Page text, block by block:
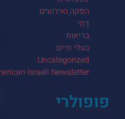
הפקה ואירועים
דָתִי
בריאות
בעלי חיים
Uncategorized
Israeli Newsletter
פופולרי